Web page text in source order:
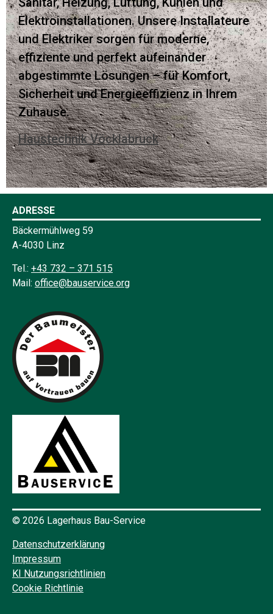
Elektroinstallationen. Unsere Installateure
und Elektriker sorgen für moderne,
effiziente und perfekt aufeinander
abgestimmte Lösungen – für Komfort,
Sicherheit und Energieeffizienz in Ihrem
Zuhause.
Haustechnik Vöcklabruck
ADRESSE
Bäckermühlweg 59
A-4030 Linz
Tel.: +43 732 – 371 515
Mail: office@bauservice.org
© 2026 Lagerhaus Bau-Service
Datenschutzerklärung
Impressum
KI Nutzungsrichtlinien
Cookie Richtlinie